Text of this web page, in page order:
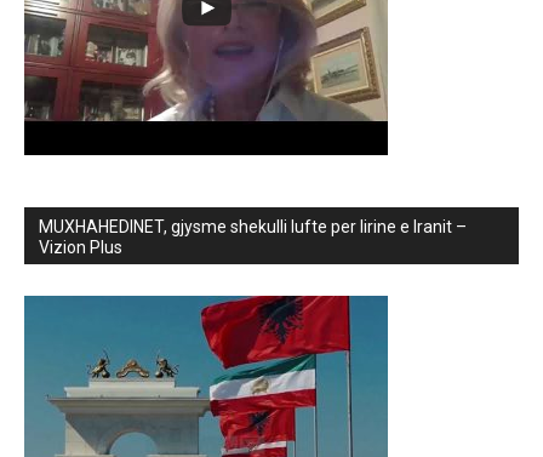
MUXHAHEDINET, gjysme shekulli lufte per lirine e Iranit –
Vizion Plus